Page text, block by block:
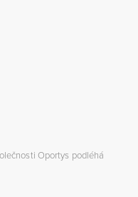
Oportys podléhá